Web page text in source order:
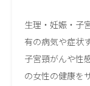
生理・妊娠・子
有の病気や症状
子宮頸がんや性
の女性の健康を